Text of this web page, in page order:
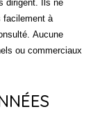
dirigent. Ils ne
facilement à
Aucune
ou commerciaux